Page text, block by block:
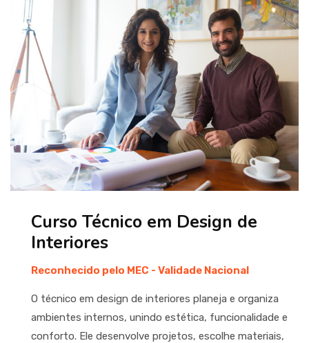
Curso Técnico em Design de
Interiores
Reconhecido pelo MEC - Validade Nacional
O técnico em design de interiores planeja e organiza
ambientes internos, unindo estética, funcionalidade e
conforto. Ele desenvolve projetos, escolhe materiais,